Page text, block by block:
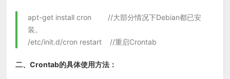
apt-get install cron //大部分情况下Debian都已安
装。
/etc/init.d/cron restart //重启Crontab
二、Crontab的具体使用方法：